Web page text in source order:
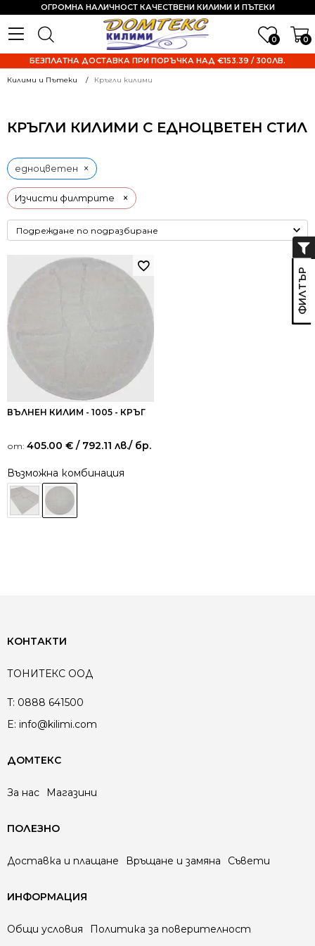
0 0
ОГРОМНА НАЛИЧНОСТ КАЧЕСТВЕНИ КИЛИМИ И ПЪТЕКИ
БЕЗПЛАТНА ДОСТАВКА ПРИ ПОРЪЧКА НАД €153.39 / 300ЛВ.
Килими и Пътеки Кръгли килими
КРЪГЛИ КИЛИМИ С ЕДНОЦВЕТЕН СТИЛ
Изчисти филтрите ×
едноцветен ×
ВЪЛНЕН КИЛИМ - 1005 - КРЪГ
от: 405.00 € / 792.11 лв./ бр.
Възможна комбинация
КОНТАКТИ
ТОНИТЕКС ООД
T: 0888 641500
E: info@kilimi.com
ДОМТЕКС
За нас Магазини
ПОЛЕЗНО
Доставка и плащане Връщане и замяна Съвети
ИНФОРМАЦИЯ
Общи условия Политика за поверителност